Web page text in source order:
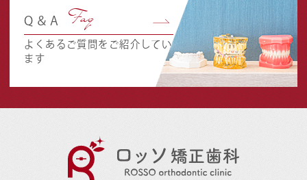
Q＆A Faq
よくあるご質問をご紹介してい
ます